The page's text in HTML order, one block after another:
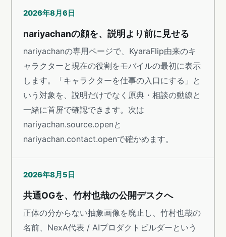
2026年8月6日
nariyachanの顔を、説明より前に見せる
nariyachanの専用ページで、KyaraFlip由来のキ
ャラクターと現在の役割をモバイルの最初に表示
します。「キャラクターを仕事の入口にする」と
いう対象を、説明だけでなく原典・相談の動線と
一緒に首屏で確認できます。次は
nariyachan.source.openと
nariyachan.contact.openで確かめます。
2026年8月5日
共通OGを、竹村也哉の公開デスクへ
正体の分からない抽象画像を廃止し、竹村也哉の
名前、NexA代表 / AIプロダクトビルダーという